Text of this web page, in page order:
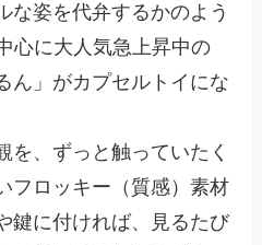
姿を代弁するかのよう
心に大人気急上昇中の
ん」がカプセルトイにな
を、ずっと触っていたく
フロッキー（質感）素材
鍵に付ければ、見るたび